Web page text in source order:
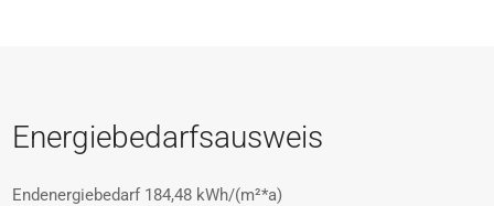
Energiebedarfsausweis
Endenergiebedarf 184,48 kWh/(m²*a)